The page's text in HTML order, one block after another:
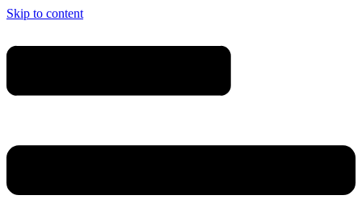
Skip to content